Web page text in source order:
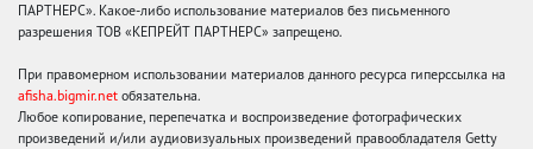
ПАРТНЕРС». Какое-либо использование материалов без письменного
разрешения ТОВ «КЕПРЕЙТ ПАРТНЕРС» запрещено.
При правомерном использовании материалов данного ресурса гиперссылка на
afisha.bigmir.net обязательна.
Любое копирование, перепечатка и воспроизведение фотографических
произведений и/или аудиовизуальных произведений правообладателя Getty